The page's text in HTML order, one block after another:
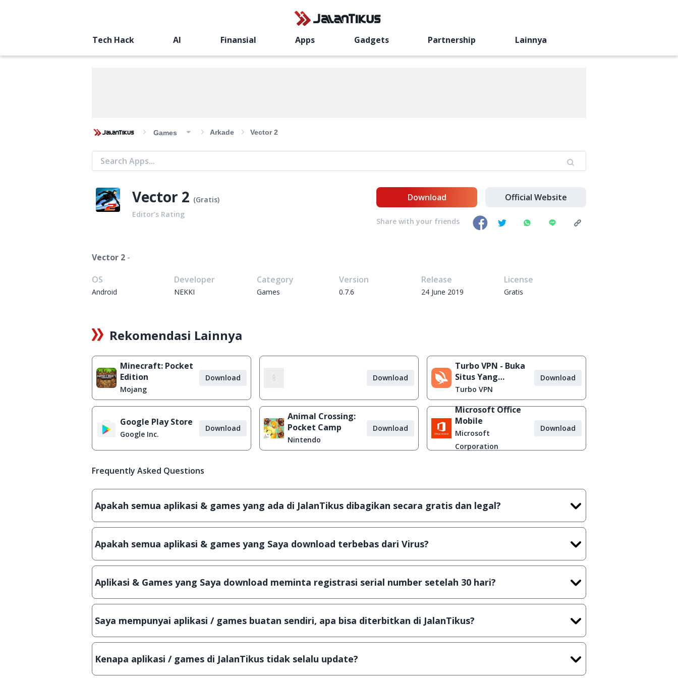
Tech Hack AI Finansial Apps Gadgets Partnership Lainnya
Games Arkade Vector 2
Vector 2 (Gratis)
Editor’s Rating
Vector 2 -
OS
Android
Developer
NEKKI
Category
Games
Version
0.7.6
Release
24 June 2019
License
Gratis
Download Official Website
Share with your friends
Rekomendasi Lainnya
Minecraft: Pocket
Edition
Mojang
Download Download
Turbo VPN - Buka
Situs Yang
Diblokir
Turbo VPN
Download
Google Play Store
Google Inc.
Download
Animal Crossing:
Pocket Camp
Nintendo
Download
Microsoft Office
Mobile
Microsoft
Corporation
Download
Frequently Asked Questions
Apakah semua aplikasi & games yang ada di JalanTikus dibagikan secara gratis dan legal?
Ya, JalanTikus hanya membagikan aplikasi & games yang gratis (Freeware) dan legal, dalam artian tidak (bajakan) hasil crack,
Apakah semua aplikasi & games yang Saya download terbebas dari Virus?
Ya, JalanTikus selalu melakukan scanning dengan 3 jenis Antivirus (Kaspersky, AVG & Avast) sebelum menerbitkan suatu
Aplikasi & Games yang Saya download meminta registrasi serial number setelah 30 hari?
Meskipun dibagikan secara gratis, namun ada beberapa aplikasi & games yang dibagikan secara Shareware, dalam arti hanya
Saya mempunyai aplikasi / games buatan sendiri, apa bisa diterbitkan di JalanTikus?
Tentu saja bisa. Silahkan kirim email keinfo@jalantikus.comdengan menyertakan Nama Aplikasi/Games, Deskripsi serta
Kenapa aplikasi / games di JalanTikus tidak selalu update?